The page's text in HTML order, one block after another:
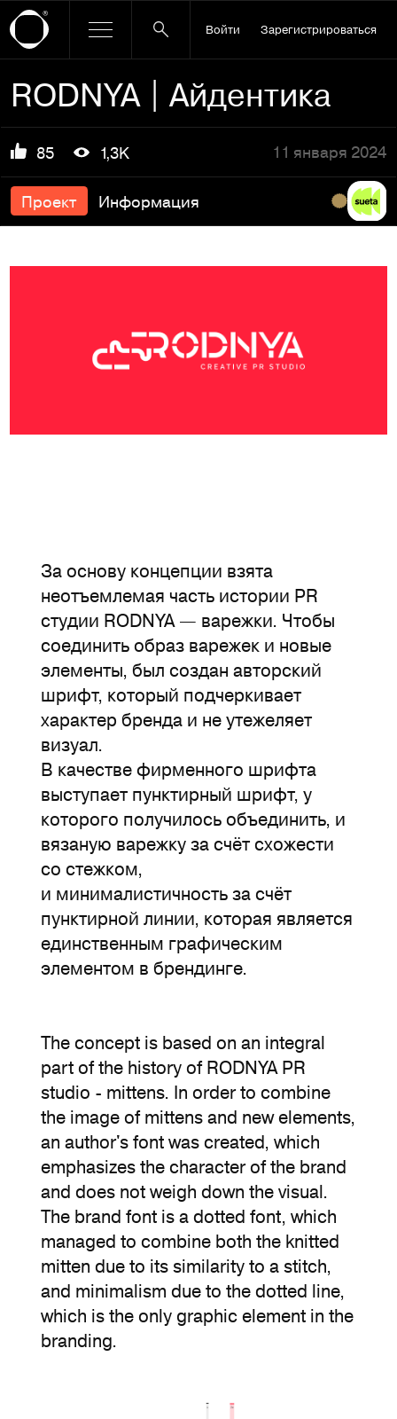
Войти Зарегистрироваться
RODNYA | Айдентика
85 1,3K 11 января 2024
Проект Информация
За основу концепции взята
неотъемлемая часть истории PR
студии RODNYA — варежки. Чтобы
соединить образ варежек и новые
элементы, был создан авторский
шрифт, который подчеркивает
характер бренда и не утежеляет
визуал.
В качестве фирменного шрифта
выступает пунктирный шрифт, у
которого получилось объединить, и
вязаную варежку за счёт схожести
со стежком,
и минималистичность за счёт
пунктирной линии, которая является
единственным графическим
элементом в брендинге.
The concept is based on an integral
part of the history of RODNYA PR
studio - mittens. In order to combine
the image of mittens and new elements,
an author's font was created, which
emphasizes the character of the brand
and does not weigh down the visual.
The brand font is a dotted font, which
managed to combine both the knitted
mitten due to its similarity to a stitch,
and minimalism due to the dotted line,
which is the only graphic element in the
branding.